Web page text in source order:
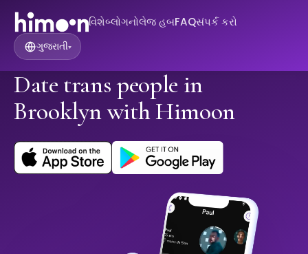
વિશેબ્લોગનોલેજ હબFAQસંપર્ક કરો
ગુજરાતી▾
Date trans people in
Brooklyn with Himoon